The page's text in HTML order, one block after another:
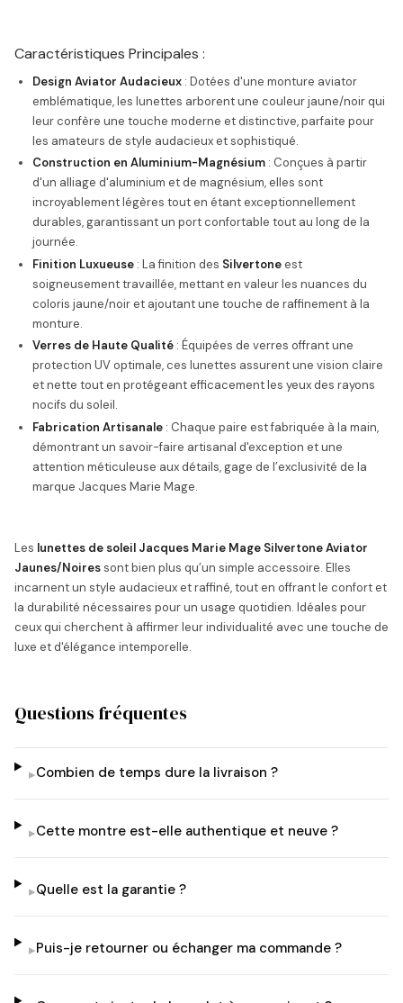
Caractéristiques Principales :
Design Aviator Audacieux : Dotées d'une monture aviator
emblématique, les lunettes arborent une couleur jaune/noir qui
leur confère une touche moderne et distinctive, parfaite pour
les amateurs de style audacieux et sophistiqué.
Construction en Aluminium-Magnésium : Conçues à partir
d'un alliage d'aluminium et de magnésium, elles sont
incroyablement légères tout en étant exceptionnellement
durables, garantissant un port confortable tout au long de la
journée.
Finition Luxueuse : La finition des Silvertoneest
soigneusement travaillée, mettant en valeur les nuances du
coloris jaune/noir et ajoutant une touche de raffinement à la
monture.
Verres de Haute Qualité : Équipées de verres offrant une
protection UV optimale, ces lunettes assurent une vision claire
et nette tout en protégeant efficacement les yeux des rayons
nocifs du soleil.
Fabrication Artisanale : Chaque paire est fabriquée à la main,
démontrant un savoir-faire artisanal d'exception et une
attention méticuleuse aux détails, gage de l’exclusivité de la
marque Jacques Marie Mage.
Les lunettes de soleil Jacques Marie Mage Silvertone Aviator
Jaunes/Noiressont bien plus qu’un simple accessoire. Elles
incarnent un style audacieux et raffiné, tout en offrant le confort et
la durabilité nécessaires pour un usage quotidien. Idéales pour
ceux qui cherchent à affirmer leur individualité avec une touche de
luxe et d'élégance intemporelle.
Questions fréquentes
▸Combien de temps dure la livraison ?
▸Cette montre est-elle authentique et neuve ?
▸Quelle est la garantie ?
▸Puis-je retourner ou échanger ma commande ?